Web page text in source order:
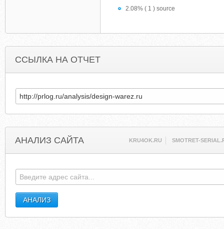
2.08% ( 1 ) source
ССЫЛКА НА ОТЧЕТ
АНАЛИЗ САЙТА KRU4OK.RU SMOTRET-